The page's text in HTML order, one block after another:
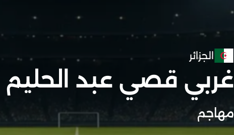
الجزائر
غربي قصي عبد الحليم
مهاجم